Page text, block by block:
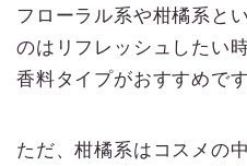
フローラル系や柑橘系と
のはリフレッシュしたい
香料タイプがおすすめです
ただ、柑橘系はコスメの